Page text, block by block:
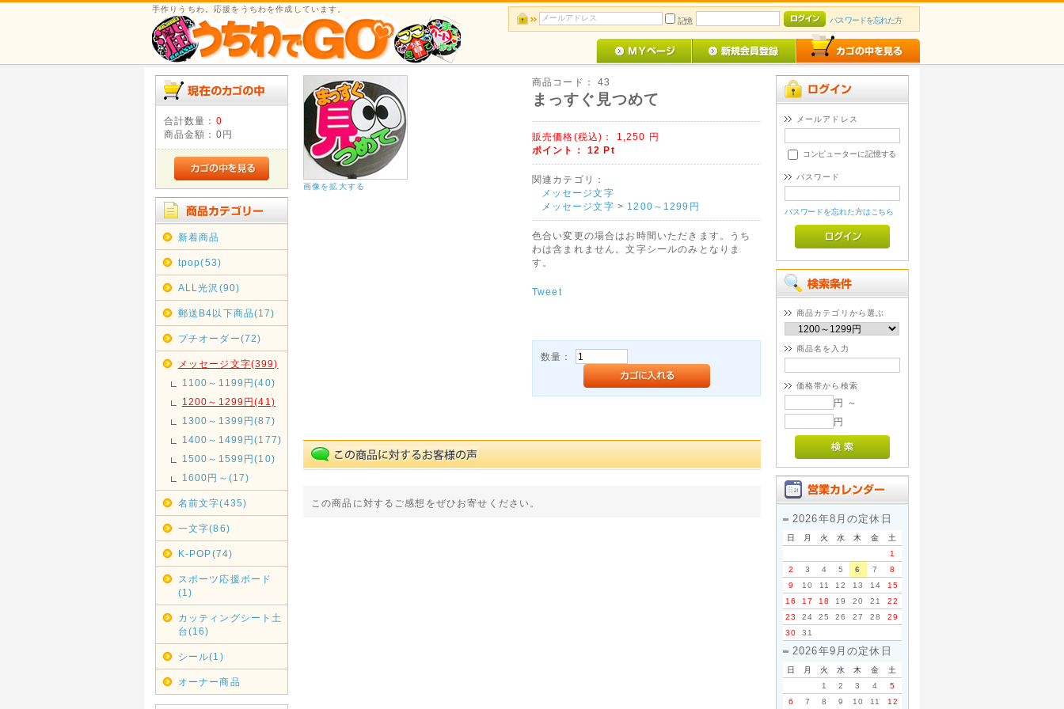
手作りうちわ。応援をうちわを作成しています。
記憶
パスワードを忘れた方
合計数量： 0
商品金額： 0円
新着商品
tpop(53)
ALL光沢(90)
郵送B4以下商品(17)
プチオーダー(72)
メッセージ文字(399)
1100～1199円(40)
1200～1299円(41)
1300～1399円(87)
1400～1499円(177)
1500～1599円(10)
1600円～(17)
名前文字(435)
一文字(86)
K-POP(74)
スポーツ応援ボード
(1)
カッティングシート土
台(16)
シール(1)
オーナー商品
画像を拡大する
商品コード： 43
まっすぐ見つめて
販売価格(税込)： 1,250 円
ポイント： 12 Pt
関連カテゴリ：
メッセージ文字
メッセージ文字 > 1200～1299円
色合い変更の場合はお時間いただきます。うち
わは含まれません。文字シールのみとなりま
す。
Tweet
数量：
この商品に対するご感想をぜひお寄せください。
メールアドレス
コンピューターに記憶する
パスワード
パスワードを忘れた方はこちら
商品カテゴリから選ぶ
商品名を入力
価格帯から検索
円 ～
円
2026年8月の定休日
日 月 火 水 木 金
土
1
2
3 4 5 6 7
8
9
10 11 12 13 14
15
16
17 18 19 20 21
22
23
24 25 26 27 28
29
30
31
2026年9月の定休日
日 月 火 水 木 金
土
1
2 3 4
5
6
7 8 9 10 11 12